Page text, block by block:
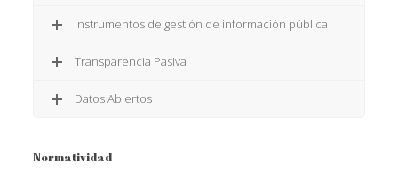
Instrumentos de gestión de información pública
Transparencia Pasiva
Datos Abiertos
Normatividad